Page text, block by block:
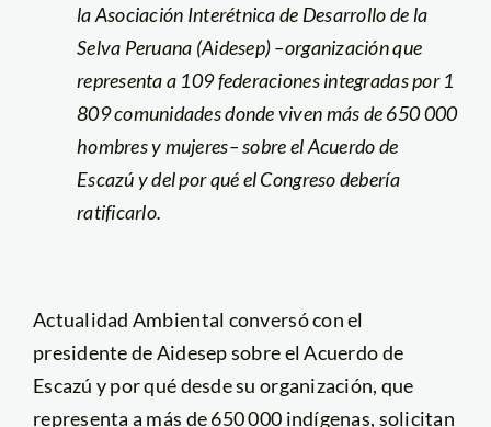
la Asociación Interétnica de Desarrollo de la
Selva Peruana (Aidesep) –organización que
representa a 109 federaciones integradas por 1
809 comunidades donde viven más de 650 000
hombres y mujeres– sobre el Acuerdo de
Escazú y del por qué el Congreso debería
ratificarlo.
Actualidad Ambiental conversó con el
presidente de Aidesep sobre el Acuerdo de
Escazú y por qué desde su organización, que
representa a más de 650 000 indígenas, solicitan